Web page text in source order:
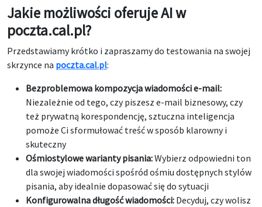
Jakie możliwości oferuje AI w
poczta.cal.pl?
Przedstawiamy krótko i zapraszamy do testowania na swojej
skrzynce na poczta.cal.pl:
Bezproblemowa kompozycja wiadomości e-mail:
Niezależnie od tego, czy piszesz e-mail biznesowy, czy
też prywatną korespondencję, sztuczna inteligencja
pomoże Ci sformułować treść w sposób klarowny i
skuteczny
Ośmiostylowe warianty pisania:Wybierz odpowiedni ton
dla swojej wiadomości spośród ośmiu dostępnych stylów
pisania, aby idealnie dopasować się do sytuacji
Konfigurowalna długość wiadomości: Decyduj, czy wolisz